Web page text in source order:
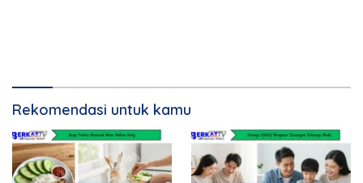
Rekomendasi untuk kamu